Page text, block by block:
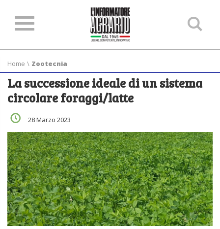
Home \ Zootecnia
La successione ideale di un sistema
circolare foraggi/latte
28 Marzo 2023